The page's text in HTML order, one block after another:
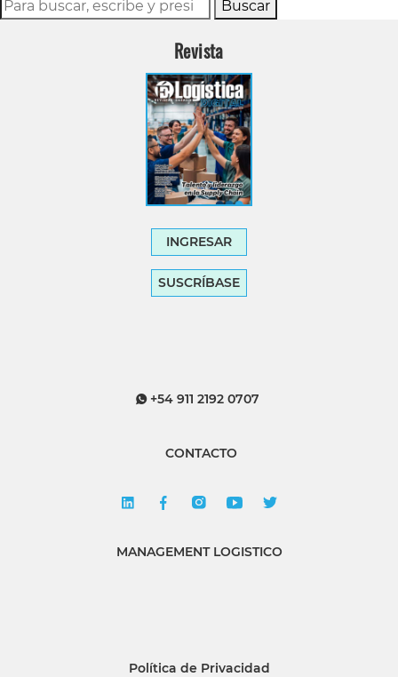
Buscar
Revista
INGRESAR
SUSCRÍBASE
+54 911 2192 0707
CONTACTO
MANAGEMENT LOGISTICO
Política de Privacidad